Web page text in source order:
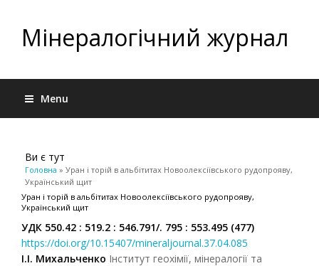
Мінералогічний журнал
Menu
Ви є тут
Головна » Уран і торій в альбітитах Новоолексіївського рудопрояву,
Український щит
Уран і торій в альбітитах Новоолексіївського рудопрояву,
Український щит
УДК 550.42 : 519.2 : 546.791/. 795 : 553.495 (477)
https://doi.org/10.15407/mineraljournal.37.04.085
І.І. Михальченко Інститут геохімії, мінералогії та